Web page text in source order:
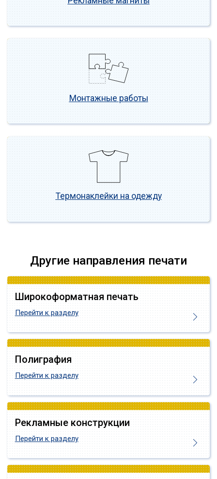
Монтажные работы
Термонаклейки на одежду
Другие направления печати
Широкоформатная печать
Перейти к разделу
Полиграфия
Перейти к разделу
Рекламные конструкции
Перейти к разделу